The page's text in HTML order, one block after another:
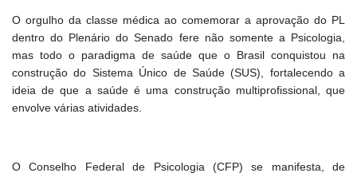
O orgulho da classe médica ao comemorar a aprovação do PL
dentro do Plenário do Senado fere não somente a Psicologia,
mas todo o paradigma de saúde que o Brasil conquistou na
construção do Sistema Único de Saúde (SUS), fortalecendo a
ideia de que a saúde é uma construção multiprofissional, que
envolve várias atividades.
O Conselho Federal de Psicologia (CFP) se manifesta, de